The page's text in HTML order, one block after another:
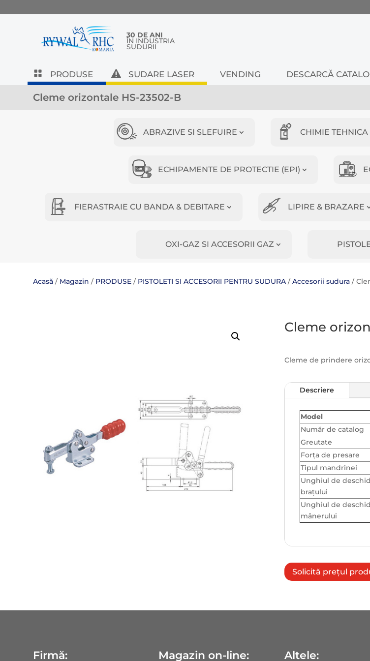
30 DE ANI
ÎN INDUSTRIA
SUDURII
PRODUSE SUDARE LASER VENDING DESCARCĂ
Cleme orizontale HS-23502-B
ABRAZIVE SI SLEFUIRE CHIMIE TEHNICA
ECHIPAMENTE DE PROTECTIE (EPI)
FIERASTRAIE CU BANDA & DEBITARE LIPIRE & BRAZARE
OXI-GAZ SI ACCESORII GAZ
Acasă / Magazin / PRODUSE / PISTOLETI SI ACCESORII PENTRU SUDURA /Accesorii sudura /
Cleme
Cleme de prindere
Descriere
Model
Număr de catalog
Greutate
Forța de presare
Tipul mandrinei
Unghiul de
brațului
Unghiul de
mânerului
Solicită prețul
Firmă: Magazin on-line: Altele: